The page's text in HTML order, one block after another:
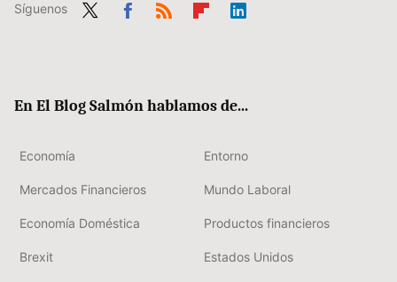
Síguenos
En El Blog Salmón hablamos de...
Economía Entorno
Mercados Financieros Mundo Laboral
Economía Doméstica Productos financieros
Brexit Estados Unidos